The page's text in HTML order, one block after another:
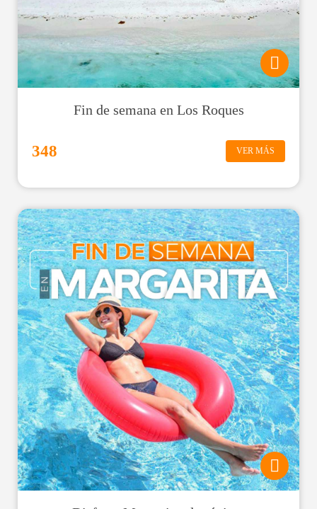
Fin de semana en Los Roques
348 VER MÁS